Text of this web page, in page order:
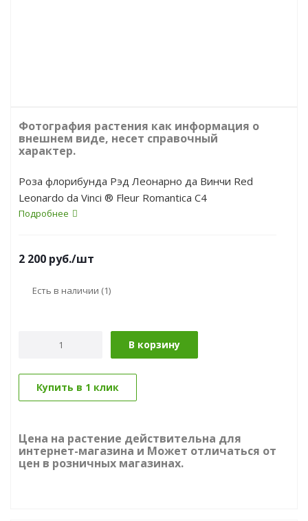
Фотография растения как информация о
внешнем виде, несет справочный
характер.
Роза флорибунда Рэд Леонарно да Винчи Red
Leonardo da Vinci ® Fleur Romantica C4
Подробнее
2 200 руб./шт
Есть в наличии (1)
В корзину
Купить в 1 клик
Цена на растение действительна для
интернет-магазина и Может отличаться от
цен в розничных магазинах.